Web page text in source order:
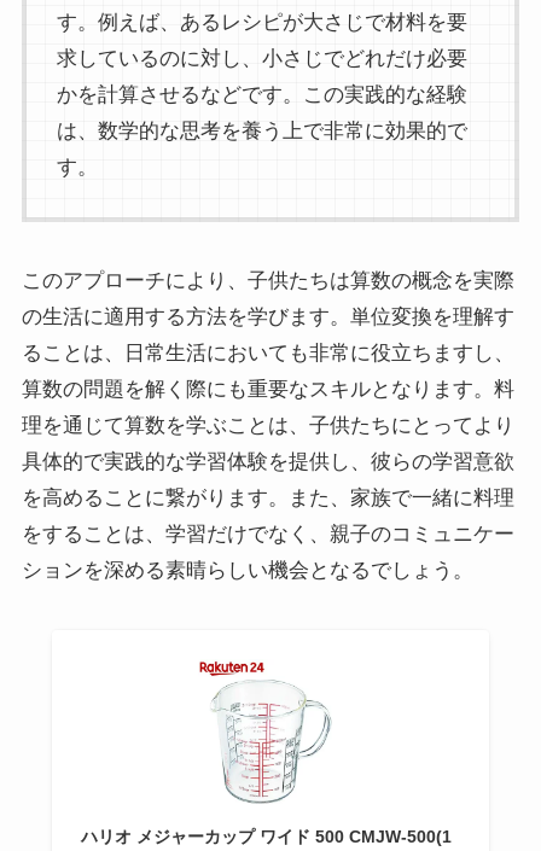
す。例えば、あるレシピが大さじで材料を要
求しているのに対し、小さじでどれだけ必要
かを計算させるなどです。この実践的な経験
は、数学的な思考を養う上で非常に効果的で
す。
このアプローチにより、子供たちは算数の概念を実際
の生活に適用する方法を学びます。単位変換を理解す
ることは、日常生活においても非常に役立ちますし、
算数の問題を解く際にも重要なスキルとなります。料
理を通じて算数を学ぶことは、子供たちにとってより
具体的で実践的な学習体験を提供し、彼らの学習意欲
を高めることに繋がります。また、家族で一緒に料理
をすることは、学習だけでなく、親子のコミュニケー
ションを深める素晴らしい機会となるでしょう。
ハリオ メジャーカップ ワイド 500 CMJW-500(1